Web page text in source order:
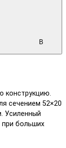
В
конструкцию.
сечением 52×20
Усиленный
при больших